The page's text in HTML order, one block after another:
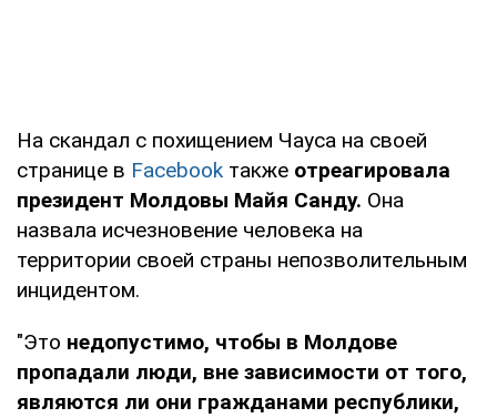
На скандал с похищением Чауса на своей
странице в Facebook также отреагировала
президент Молдовы Майя Санду. Она
назвала исчезновение человека на
территории своей страны непозволительным
инцидентом.
"Это недопустимо, чтобы в Молдове
пропадали люди, вне зависимости от того,
являются ли они гражданами республики,